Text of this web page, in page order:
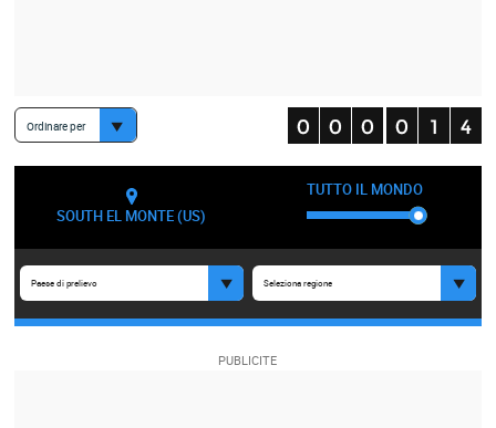
Ordinare per
SOUTH EL MONTE (US)
TUTTO IL MONDO
Paese di prelievo Seleziona regione